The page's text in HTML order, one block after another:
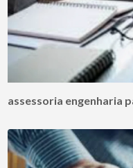
assessoria engenharia